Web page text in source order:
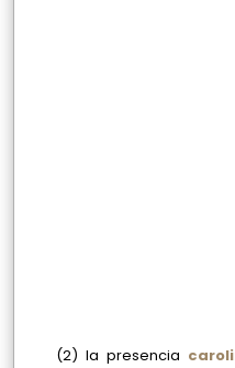
(2) la presencia